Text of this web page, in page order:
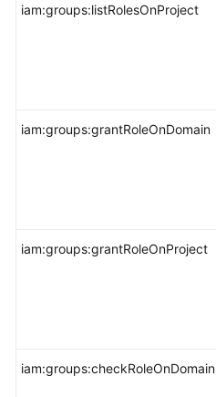
iam:groups:listRolesOnProject
iam:groups:grantRoleOnDomain
iam:groups:grantRoleOnProject
iam:groups:checkRoleOnDomain